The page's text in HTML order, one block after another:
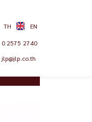
0 2575 2740
jlp@jlp.co.th